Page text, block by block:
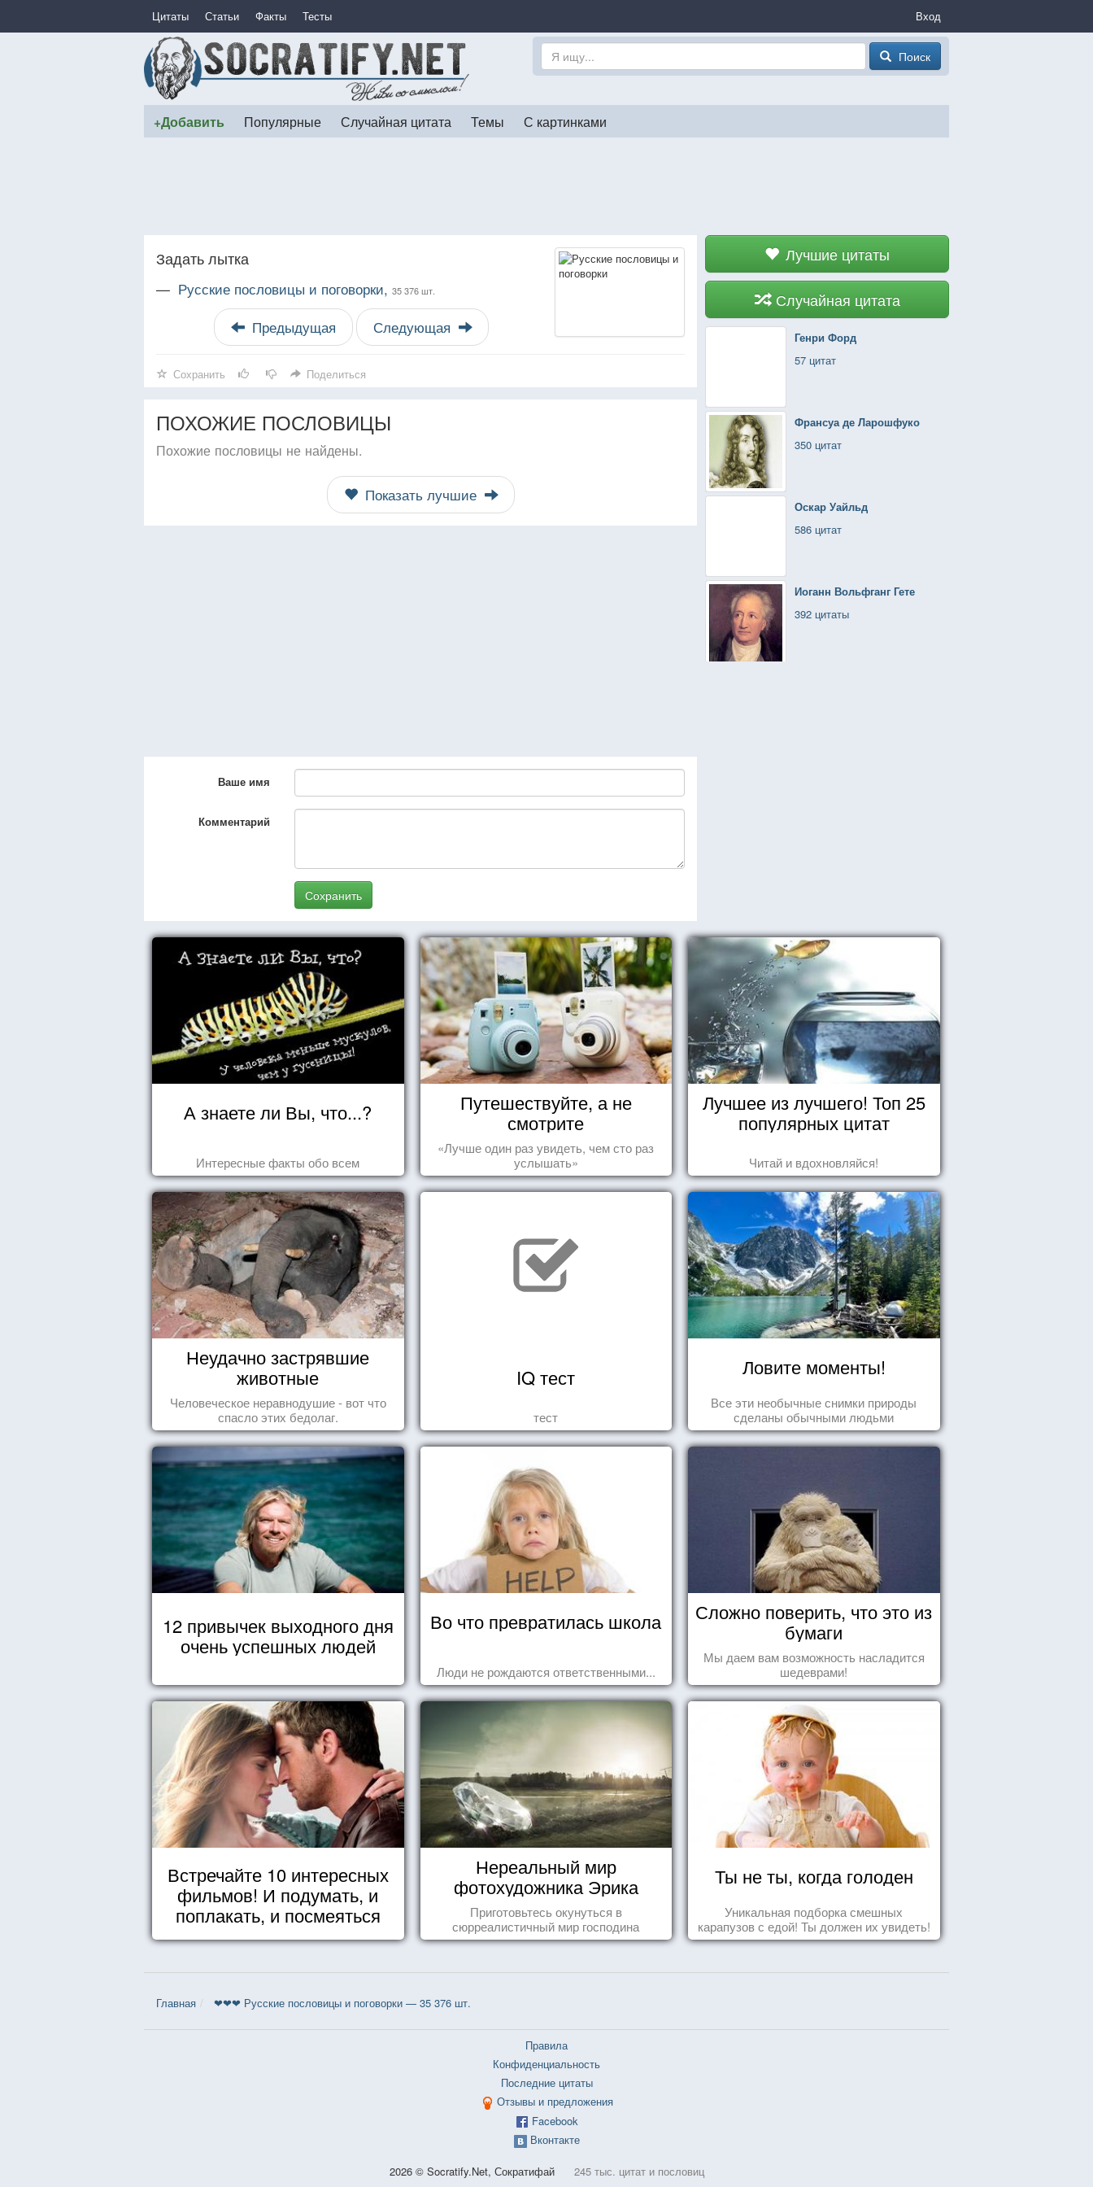
Цитаты Статьи Факты Тесты Вход
Поиск
+Добавить Популярные Случайная цитата Темы С картинками
Лучшие цитаты
Случайная цитата
Генри Форд
57 цитат
Франсуа де Ларошфуко
350 цитат
Оскар Уайльд
586 цитат
Иоганн Вольфганг Гете
392 цитаты
Задать лытка
— Русские пословицы и поговорки, 35 376 шт.
Предыдущая Следующая
Сохранить Поделиться
ПОХОЖИЕ ПОСЛОВИЦЫ
Похожие пословицы не найдены.
Показать лучшие
Ваше имя
Комментарий
Сохранить
А знаете ли Вы, что...?
Интересные факты обо всем
Путешествуйте, а не
смотрите
«Лучше один раз увидеть, чем сто раз
услышать»
Лучшее из лучшего! Топ 25
популярных цитат
Читай и вдохновляйся!
Неудачно застрявшие
животные
Человеческое неравнодушие - вот что
спасло этих бедолаг.
IQ тест
тест
Ловите моменты!
Все эти необычные снимки природы
сделаны обычными людьми
12 привычек выходного дня
очень успешных людей
Во что превратилась школа
Люди не рождаются ответственными...
Сложно поверить, что это из
бумаги
Мы даем вам возможность насладится
шедеврами!
Встречайте 10 интересных
фильмов! И подумать, и
поплакать, и посмеяться
Нереальный мир
фотохудожника Эрика
Йоханссона
Приготовьтесь окунуться в
сюрреалистичный мир господина
Йоханссона
Ты не ты, когда голоден
Уникальная подборка смешных
карапузов с едой! Ты должен их увидеть!
Главная ❤❤❤ Русские пословицы и поговорки — 35 376 шт.
Правила
Конфиденциальность
Последние цитаты
Отзывы и предложения
Facebook
Вконтакте
2026 © Socratify.Net, Сократифай 245 тыс. цитат и пословиц